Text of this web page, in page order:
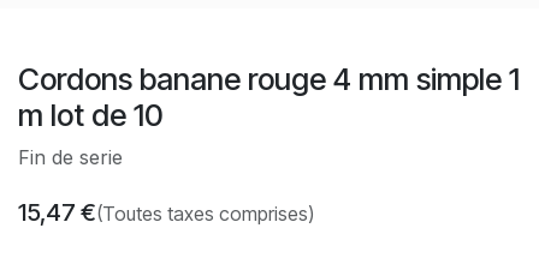
Cordons banane rouge 4 mm simple 1
m lot de 10
Fin de serie
15,47 €(Toutes taxes comprises)